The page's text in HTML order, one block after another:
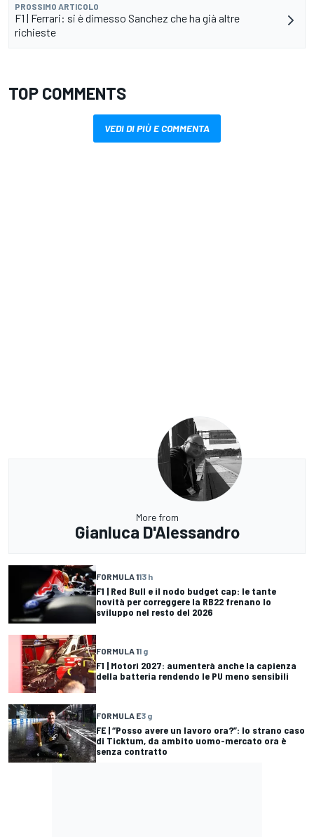
PROSSIMO ARTICOLO
F1 | Ferrari: si è dimesso Sanchez che ha già altre
richieste
TOP COMMENTS
VEDI DI PIÙ E COMMENTA
More from
Gianluca D'Alessandro
FORMULA 113 h
F1 | Red Bull e il nodo budget cap: le tante
novità per correggere la RB22 frenano lo
sviluppo nel resto del 2026
FORMULA 11 g
F1 | Motori 2027: aumenterà anche la capienza
della batteria rendendo le PU meno sensibili
FORMULA E3 g
FE | “Posso avere un lavoro ora?”: lo strano caso
di Ticktum, da ambito uomo-mercato ora è
senza contratto